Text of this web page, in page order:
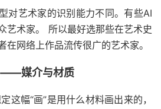
对艺术家的识别能力不同。有些AI
艺术家。 所以最好选那些在艺术史
在网络上作品流传很广的艺术家。
媒介与材质
这幅“画”是用什么材料画出来的，